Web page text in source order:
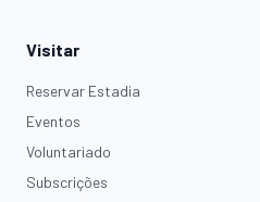
Visitar
Reservar Estadia
Eventos
Voluntariado
Subscrições